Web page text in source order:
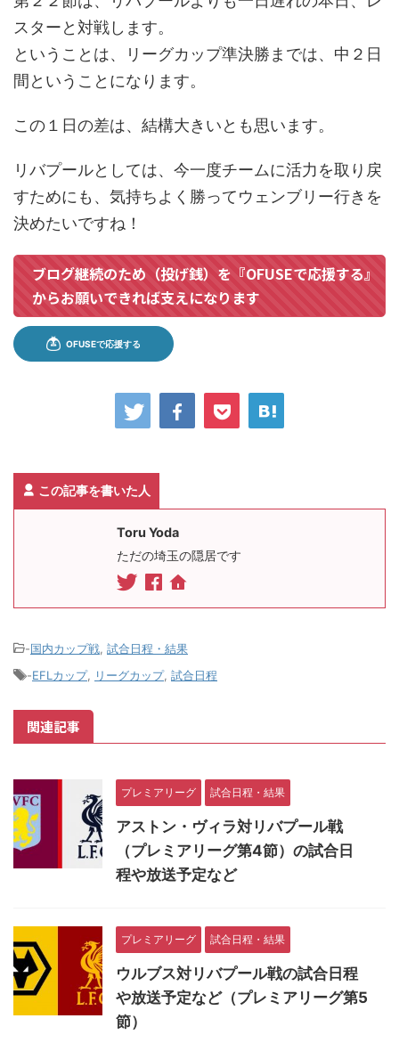
スターと対戦します。
ということは、リーグカップ準決勝までは、中２日
間ということになります。
この１日の差は、結構大きいとも思います。
リバプールとしては、今一度チームに活力を取り戻
すためにも、気持ちよく勝ってウェンブリー行きを
決めたいですね！
ブログ継続のため（投げ銭）を『OFUSEで応援する』
からお願いできれば支えになります
この記事を書いた人
Toru Yoda
ただの埼玉の隠居です
-国内カップ戦 試合日程・結果
-EFLカップ, リーグカップ, 試合日程
関連記事
プレミアリーグ 試合日程・結果
アストン・ヴィラ対リバプール戦
（プレミアリーグ第4節）の試合日
程や放送予定など
プレミアリーグ 試合日程・結果
ウルブス対リバプール戦の試合日程
や放送予定など（プレミアリーグ第5
節）